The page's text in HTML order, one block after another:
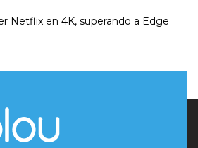
Netflix en 4K, superando a Edge